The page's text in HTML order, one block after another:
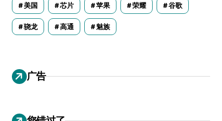
美国 芯片 苹果 荣耀 谷歌
骁龙 高通 魅族
广告